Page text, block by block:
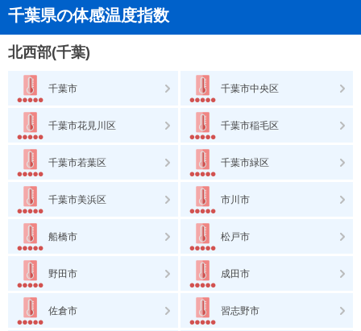
千葉県の体感温度指数
北西部(千葉)
千葉市 千葉市中央区
千葉市花見川区 千葉市稲毛区
千葉市若葉区 千葉市緑区
千葉市美浜区 市川市
船橋市 松戸市
野田市 成田市
佐倉市 習志野市